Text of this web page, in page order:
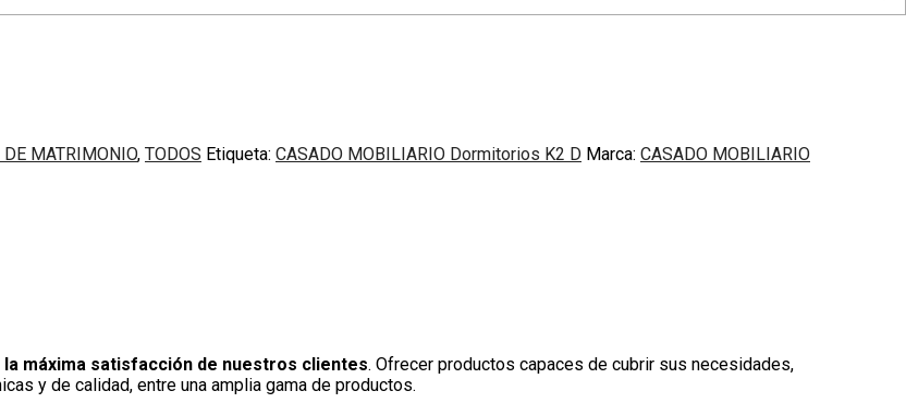
MATRIMONIO, TODOS Etiqueta: CASADO MOBILIARIO Dormitorios K2 D Marca: CASADO MOBILIARIO
máxima satisfacción de nuestros clientes. Ofrecer productos capaces de cubrir sus necesidades,
y de calidad, entre una amplia gama de productos.